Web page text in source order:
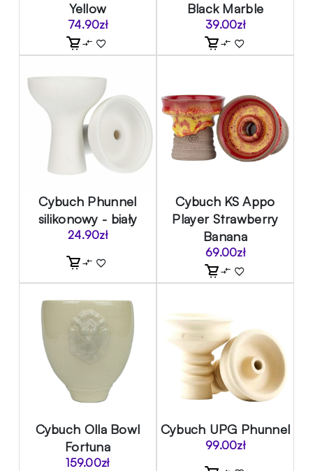
Yellow
74.90zł
Black Marble
39.00zł
Cybuch Phunnel
silikonowy - biały
24.90zł
Cybuch KS Appo
Player Strawberry
Banana
69.00zł
Cybuch Olla Bowl
Fortuna
159.00zł
Cybuch UPG Phunnel
99.00zł